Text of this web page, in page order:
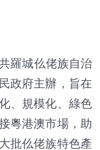
羅城仫佬族自治
政府主辦，旨在
、規模化、綠色
粵港澳市場，助
批仫佬族特色產